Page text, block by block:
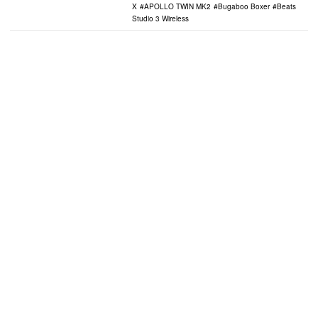
X
APOLLO TWIN MK2 Bugaboo Boxer
Beats
Studio 3 Wireless